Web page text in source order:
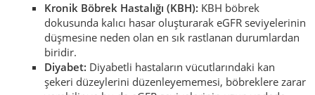
Kronik Böbrek Hastalığı (KBH): KBH böbrek
dokusunda kalıcı hasar oluşturarak eGFR seviyelerinin
düşmesine neden olan en sık rastlanan durumlardan
biridir.
Diyabet: Diyabetli hastaların vücutlarındaki kan
şekeri düzeylerini düzenleyememesi, böbreklere zarar